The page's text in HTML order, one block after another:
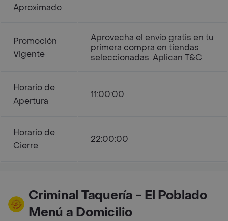
Aproximado
Promoción
Vigente
Aprovecha el envío gratis en tu
primera compra en tiendas
seleccionadas. Aplican T&C
Horario de
Apertura
11:00:00
Horario de
Cierre
22:00:00
Criminal Taquería - El Poblado
Menú a Domicilio